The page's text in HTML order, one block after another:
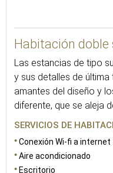
Habitación doble
Las estancias de tipo
y sus detalles de
amantes del diseño y
diferente, que se aleja
SERVICIOS DE
Conexión Wi-fi a internet
Aire acondicionado
Escritorio